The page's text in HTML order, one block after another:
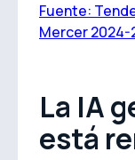
Fuente:
Mercer 2024-
La IA
está